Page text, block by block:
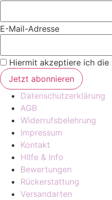
E-Mail-Adresse
Hiermit akzeptiere ich die
Datenschutzerklärung
AGB
Widerrufsbelehrung
Impressum
Kontakt
HIlfe & Info
Bewertungen
Rückerstattung
Versandarten